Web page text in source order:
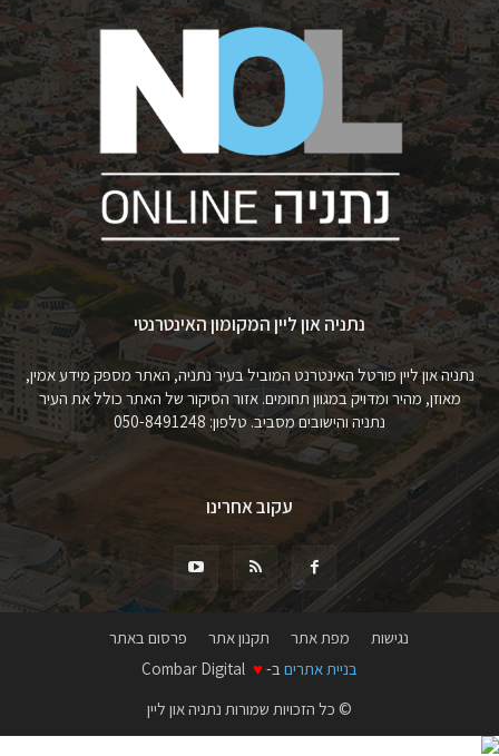
נתניה און ליין המקומון האינטרנטי
נתניה און ליין פורטל האינטרנט המוביל בעיר נתניה, האתר מספק מידע אמין,
מאוזן, מהיר ומדויק במגוון תחומים. אזור הסיקור של האתר כולל את העיר
נתניה והישובים מסביב. טלפון: 050-8491248
עקוב אחרינו
נגישות מפת אתר תקנון אתר
פרסום באתר
בניית אתרים ב- ♥
© כל הזכויות שמורות נתניה און ליין